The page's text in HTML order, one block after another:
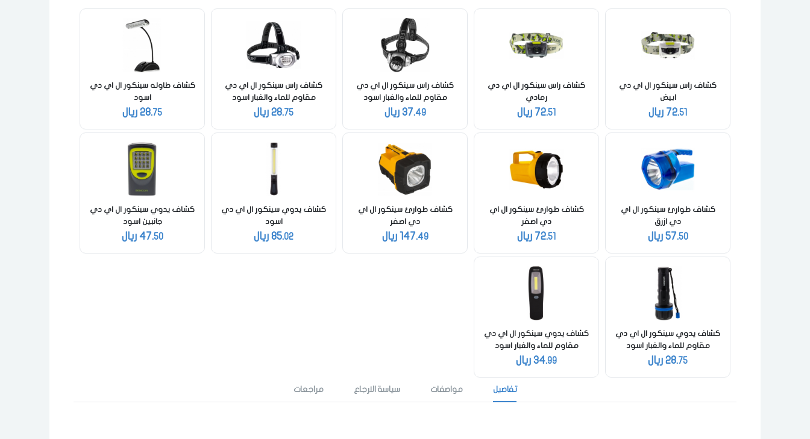
كشاف راس سينكور ال اي دي
ابيض
72.51 ريال
كشاف راس سينكور ال اي دي
رمادي
72.51 ريال
كشاف راس سينكور ال اي دي
مقاوم للماء والغبار اسود
37.49 ريال
كشاف راس سينكور ال اي دي
مقاوم للماء والغبار اسود
28.75 ريال
كشاف طاوله سينكور ال اي دي
اسود
28.75 ريال
كشاف طوارئ سينكور ال اي
دي ازرق
57.50 ريال
كشاف طوارئ سينكور ال اي
دي اصفر
72.51 ريال
كشاف طوارئ سينكور ال اي
دي اصفر
147.49 ريال
كشاف يدوي سينكور ال اي دي
اسود
85.02 ريال
كشاف يدوي سينكور ال اي دي
جانبين اسود
47.50 ريال
كشاف يدوي سينكور ال اي دي
مقاوم للماء والغبار اسود
28.75 ريال
كشاف يدوي سينكور ال اي دي
مقاوم للماء والغبار اسود
34.99 ريال
تفاصيل مواصفات سياسة الارجاع مراجعات
رقم الجوال